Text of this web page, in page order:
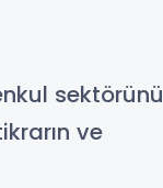
sektörünü
ve